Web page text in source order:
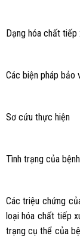
Dạng hóa chất tiếp
Các biện pháp
Sơ cứu thực hiện
Tình trạng của
Các triệu chứng
loại hóa chất tiếp
trạng cụ thể của